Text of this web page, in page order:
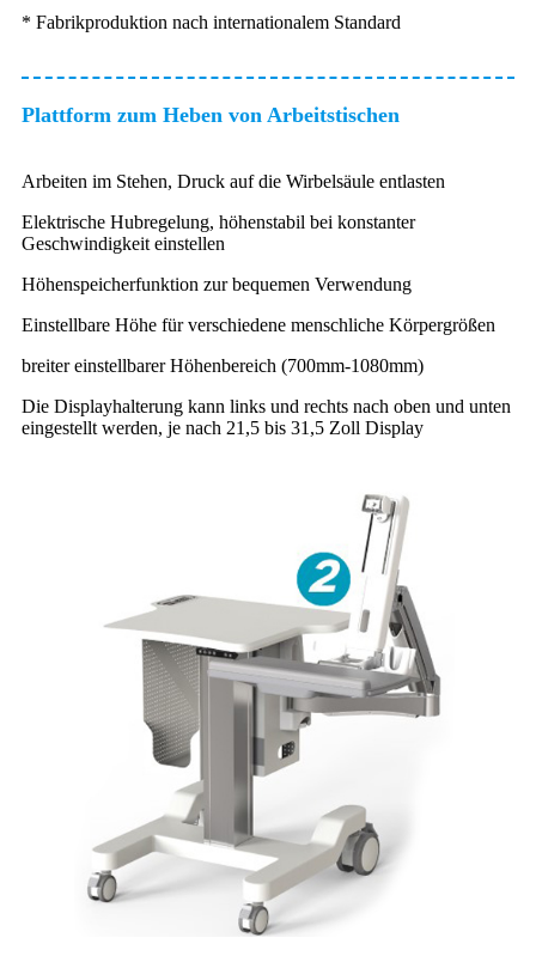
* Fabrikproduktion nach internationalem Standard
Plattform zum Heben von Arbeitstischen
Arbeiten im Stehen, Druck auf die Wirbelsäule entlasten
Elektrische Hubregelung, höhenstabil bei konstanter
Geschwindigkeit einstellen
Höhenspeicherfunktion zur bequemen Verwendung
Einstellbare Höhe für verschiedene menschliche Körpergrößen
breiter einstellbarer Höhenbereich (700mm-1080mm)
Die Displayhalterung kann links und rechts nach oben und unten
eingestellt werden, je nach 21,5 bis 31,5 Zoll Display